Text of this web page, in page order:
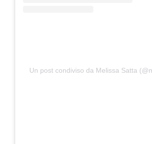
Un post condiviso da Melissa Satta